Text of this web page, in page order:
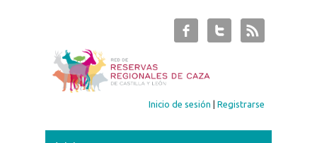
Inicio de sesión |Registrarse